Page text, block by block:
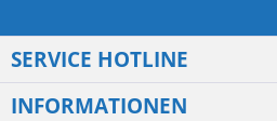
SERVICE HOTLINE
INFORMATIONEN